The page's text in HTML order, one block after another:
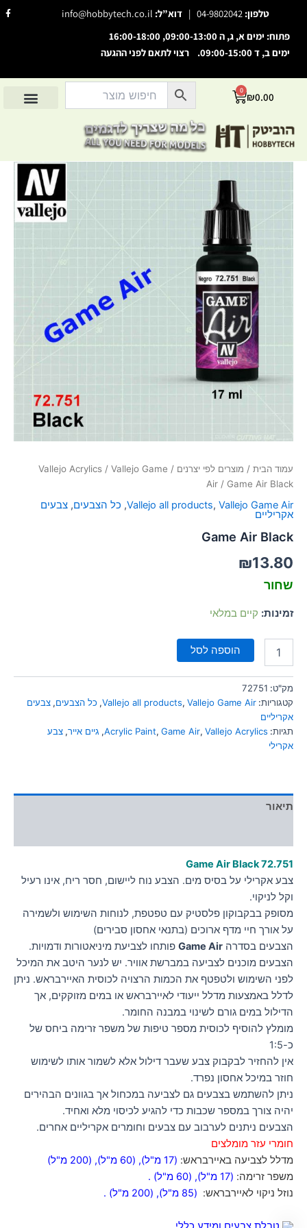
visibility_off השבת את ההבזקים
סמן כותרות
צבע רקע
zoom_out זום (הקטנה)
זום (הגדלה)
הקטנת גופן
הגדלת גופן
גופן קריא
ניגודיות בהירה
brightness_low ניגודיות כהה
format_underlined הוסף קו תחתון לקישורים
font_download סמן קישורים
טלפון: 04-9802042
| דוא”ל: info@hobbytech.co.il
F
a
פתוח: ימים א, ג, ה 09:00-13:00, 16:00-18:00
ימים ב, ד 09:00-15:00. רצוי לתאם לפני ההגעה
₪0.00
0
עגלת
עמוד הבית / מוצרים לפי יצרנים /
Vallejo Acrylics / Vallejo Game
Air / Game Air Black
Vallejo all products, Vallejo Game Air
, כל הצבעים, צבעים
אקריליים
Game Air Black
₪13.80
שחור
זמינות: קיים במלאי
הוספה לסל
מק"ט: 72751
קטגוריות:
Vallejo all products, Vallejo Game Air
, כל הצבעים, צבעים
אקריליים
תגיות:
Acrylic Paint, Game Air, Vallejo Acrylics
, גיים אייר, צבע
אקרילי
תיאור
Game Air Black72.751
צבע אקרילי על בסיס מים. הצבע נוח ליישום, חסר ריח, אינו רעיל
וקל לניקוי.
מסופק בבקבוקון פלסטיק עם טפטפת, לנוחות השימוש ולשמירה
על אורך חיי מדף ארוכים (בתנאי אחסון סבירים)
הצבעים בסדרה Game Air פותחו לצביעת מיניאטורות ודמויות.
הצבעים מוכנים לצביעה במברשת אוויר. יש לנער היטב את המיכל
לפני השימוש ולטפטף את הכמות הרצויה לכוסית האיירבראש. ניתן
לדלל באמצעות מדלל ייעודי לאיירבראש או במים מזוקקים, אך
הדילול במים גורם לשינוי במבנה החומר.
מומלץ להוסיף לכוסית מספר טיפות של משפר זרימה ביחס של
כ-1:5
אין להחזיר לבקבוק צבע שעבר דילול אלא לשמור אותו לשימוש
חוזר במיכל אחסון נפרד.
ניתן להשתמש בצבעים גם לצביעה במכחול אך בגוונים הבהירים
יהיה צורך במספר שכבות כדי להגיע לכיסוי מלא ואחיד.
הצבעים ניתנים לערבוב עם צבעים וחומרים אקריליים אחרים.
חומרי עזר מומלצים
מדלל לצביעה באיירבראש: (17 מ"ל) , (60 מ"ל) , (200 מ"ל)
משפר זרימה: (17 מ"ל) , (60 מ"ל)
.
נוזל ניקוי לאיירבראש: (85 מ"ל) , (200 מ"ל) .